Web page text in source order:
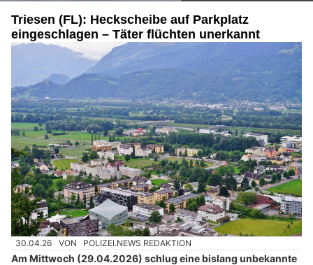
Triesen (FL): Heckscheibe auf Parkplatz
eingeschlagen – Täter flüchten unerkannt
30.04.26 VON POLIZEI.NEWS REDAKTION
Am Mittwoch (29.04.2026) schlug eine bislang unbekannte